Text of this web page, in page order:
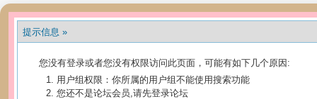
提示信息 »
您没有登录或者您没有权限访问此页面，可能有如下几个原因:
用户组权限：你所属的用户组不能使用搜索功能
您还不是论坛会员,请先登录论坛